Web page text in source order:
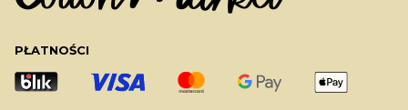
PŁATNOŚCI